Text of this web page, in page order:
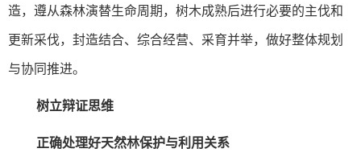
造，遵从森林演替生命周期，树木成熟后进行必要的主伐和
更新采伐，封造结合、综合经营、采育并举，做好整体规划
与协同推进。
树立辩证思维
正确处理好天然林保护与利用关系